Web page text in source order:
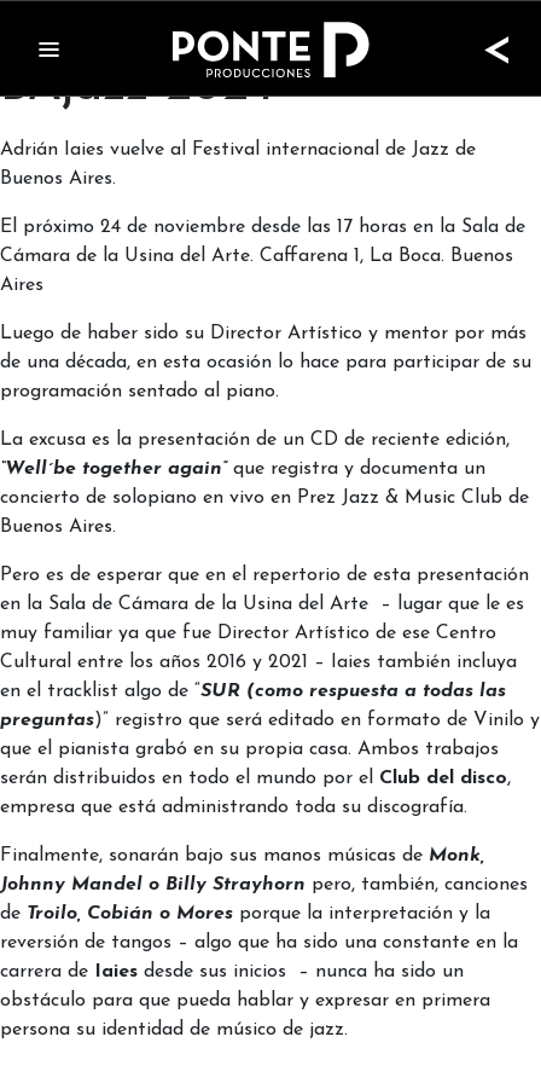
<
Adrián Iaies En Festival
BAjazz 2024
Adrián Iaies vuelve al Festival internacional de Jazz de
Buenos Aires.
El próximo 24 de noviembre desde las 17 horas en la Sala de
Cámara de la Usina del Arte. Caffarena 1, La Boca. Buenos
Aires
Luego de haber sido su Director Artístico y mentor por más
de una década, en esta ocasión lo hace para participar de su
programación sentado al piano.
La excusa es la presentación de un CD de reciente edición,
“Well´be together again”que registra y documenta un
concierto de solopiano en vivo en Prez Jazz & Music Club de
Buenos Aires.
Pero es de esperar que en el repertorio de esta presentación
en la Sala de Cámara de la Usina del Arte – lugar que le es
muy familiar ya que fue Director Artístico de ese Centro
Cultural entre los años 2016 y 2021 – Iaies también incluya
en el tracklist algo de “SUR (como respuesta a todas las
preguntas)” registro que será editado en formato de Vinilo y
que el pianista grabó en su propia casa. Ambos trabajos
serán distribuidos en todo el mundo por el Club del disco,
empresa que está administrando toda su discografía.
Finalmente, sonarán bajo sus manos músicas de Monk,
Johnny Mandel o Billy Strayhorn pero, también, canciones
de Troilo, Cobián o Mores porque la interpretación y la
reversión de tangos – algo que ha sido una constante en la
carrera de
Iaies desde sus inicios – nunca ha sido un
obstáculo para que pueda hablar y expresar en primera
persona su identidad de músico de jazz.